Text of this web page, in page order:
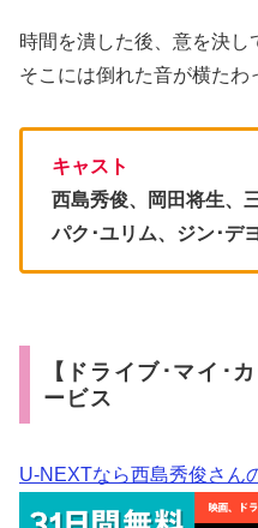
時間を潰した後、意を決し
そこには倒れた音が横たわ
キャスト
西島秀俊、岡田将生、
パク･ユリム、ジン･デ
【ドライブ･マイ･
ービス
U-NEXTなら西島秀俊さん